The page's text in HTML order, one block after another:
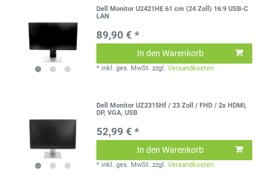
Dell Monitor U2421HE 61 cm (24 Zoll) 16:9 USB-C
LAN
89,90 € *
In den Warenkorb
* inkl. ges. MwSt. zzgl.Versandkosten
Dell Monitor UZ2315Hf / 23 Zoll / FHD / 2x HDMI,
DP, VGA, USB
52,99 € *
In den Warenkorb
* inkl. ges. MwSt. zzgl.Versandkosten